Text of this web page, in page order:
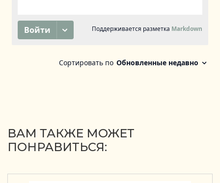
ВАМ ТАКЖЕ МОЖЕТ
ПОНРАВИТЬСЯ: